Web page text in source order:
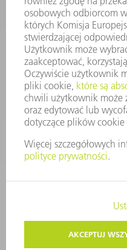
Dział Części
PRAWA AUTORSKIE I PRAWA